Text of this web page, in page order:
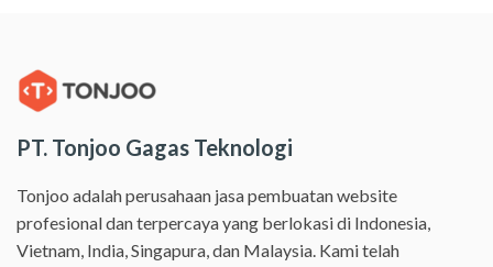
PT. Tonjoo Gagas Teknologi
Tonjoo adalah perusahaan jasa pembuatan website
profesional dan terpercaya yang berlokasi di Indonesia,
Vietnam, India, Singapura, dan Malaysia. Kami telah